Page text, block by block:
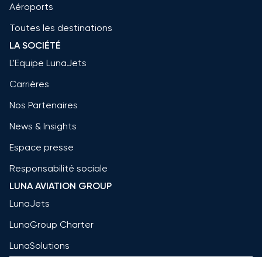
Aéroports
Toutes les destinations
LA SOCIÉTÉ
L'Equipe LunaJets
Carrières
Nos Partenaires
News & Insights
Espace presse
Responsabilité sociale
LUNA AVIATION GROUP
LunaJets
LunaGroup Charter
LunaSolutions